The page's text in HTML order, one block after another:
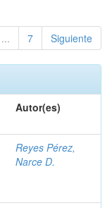
... 7 Siguiente
Autor(es)
Reyes Pérez,
Narce D.